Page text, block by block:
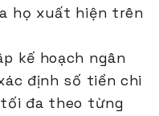
họ xuất hiện trên
kế hoạch ngân
định số tiền chi
đa theo từng